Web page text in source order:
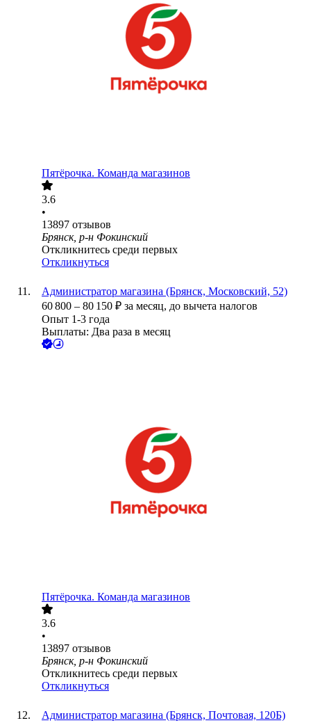
Пятёрочка. Команда магазинов
3.6
•
13897 отзывов
Брянск, р-н Фокинский
Откликнитесь среди первых
Откликнуться
Администратор магазина (Брянск, Московский, 52)
60 800 – 80 150 ₽ за месяц, до вычета налогов
Опыт 1-3 года
Выплаты: Два раза в месяц
Пятёрочка. Команда магазинов
3.6
•
13897 отзывов
Брянск, р-н Фокинский
Откликнитесь среди первых
Откликнуться
Администратор магазина (Брянск, Почтовая, 120Б)